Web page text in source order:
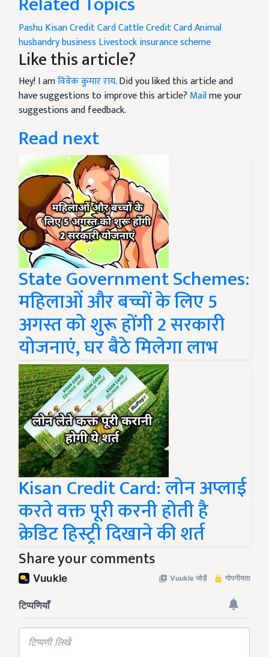
Pashu Kisan Credit CardCattle Credit CardAnimal
husbandry business Livestock insurance scheme
Like this article?
Hey! I amविवेक कुमार राय. Did you liked this article and
have suggestions to improve this article? Mailme your
suggestions and feedback.
Read next
State Government Schemes:
महिलाओं और बच्चों के लिए 5
अगस्त को शुरू होंगी 2 सरकारी
योजनाएं, घर बैठे मिलेगा लाभ
Kisan Credit Card: लोन अप्लाई
करते वक्त पूरी करनी होती है
क्रेडिट हिस्ट्री दिखाने की शर्त
Share your comments